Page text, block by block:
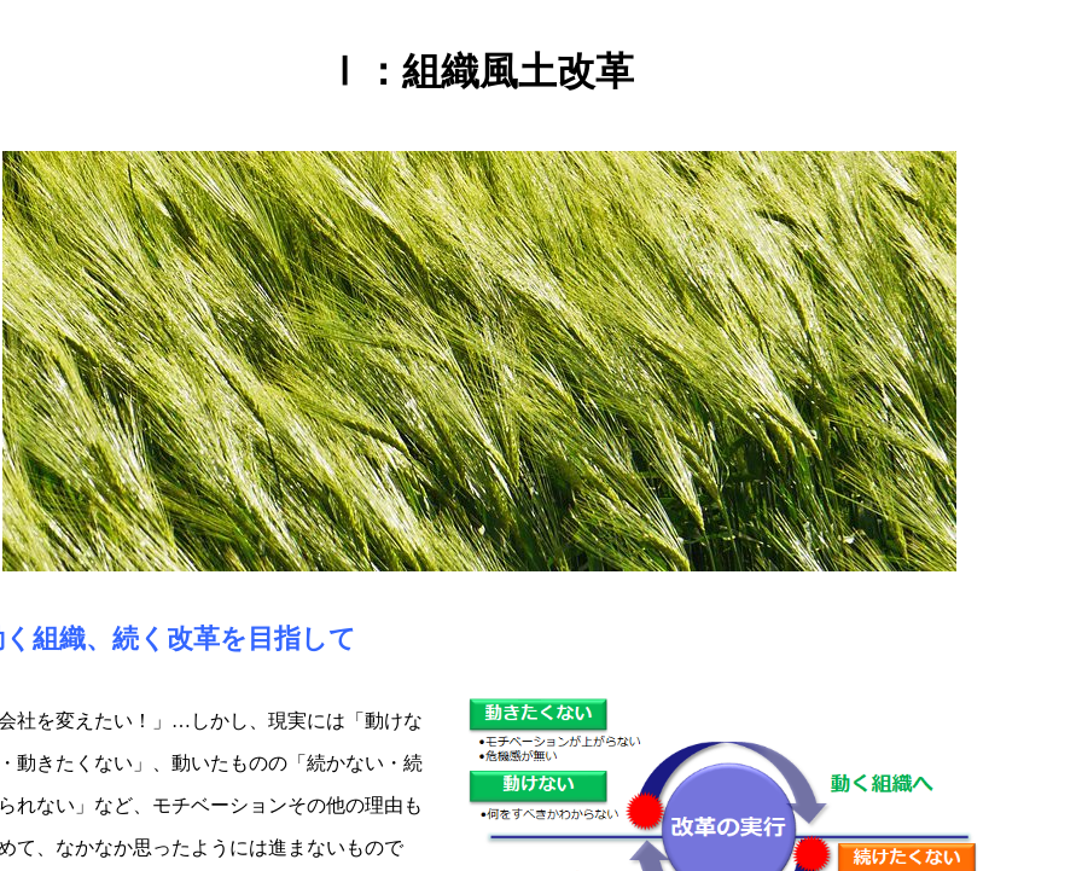
Ⅰ：組織風土改革
組織、続く改革を目指して
会社を変えたい！」…しかし、現実には「動けな
動きたくない」、動いたものの「続かない・続
れない」など、モチベーションその他の理由も
て、なかなか思ったようには進まないもので